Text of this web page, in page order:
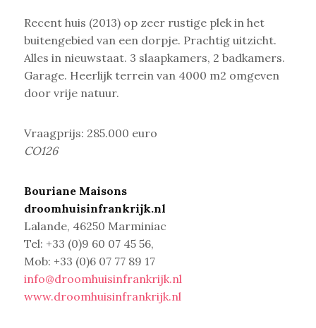
Recent huis (2013) op zeer rustige plek in het
buitengebied van een dorpje. Prachtig uitzicht.
Alles in nieuwstaat. 3 slaapkamers, 2 badkamers.
Garage. Heerlijk terrein van 4000 m2 omgeven
door vrije natuur.
Vraagprijs: 285.000 euro
CO126
Bouriane Maisons
droomhuisinfrankrijk.nl
Lalande, 46250 Marminiac
Tel: +33 (0)9 60 07 45 56,
Mob: +33 (0)6 07 77 89 17
info@droomhuisinfrankrijk.nl
www.droomhuisinfrankrijk.nl